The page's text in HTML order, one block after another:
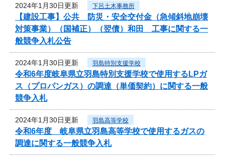
2024年1月30日更新 下呂土木事務所
【建設工事】公共 防災・安全交付金（急傾斜地崩壊
対策事業）（国補正）（翌債）和田 工事に関する一
般競争入札公告
2024年1月30日更新 羽島特別支援学校
令和6年度岐阜県立羽島特別支援学校で使用するLPガ
ス（プロパンガス）の調達（単価契約）に関する一般
競争入札
2024年1月30日更新 羽島高等学校
令和6年度 岐阜県立羽島高等学校で使用するガスの
調達に関する一般競争入札